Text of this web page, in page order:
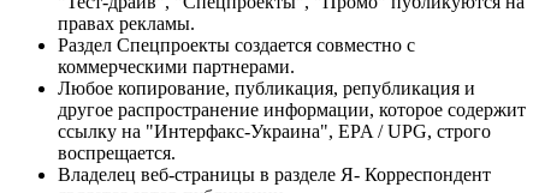
правах рекламы.
Раздел Спецпроекты создается совместно с
коммерческими партнерами.
Любое копирование, публикация, републикация и
другое распространение информации, которое содержит
ссылку на "Интерфакс-Украина", EPA / UPG, строго
воспрещается.
Владелец веб-страницы в разделе Я- Корреспондент